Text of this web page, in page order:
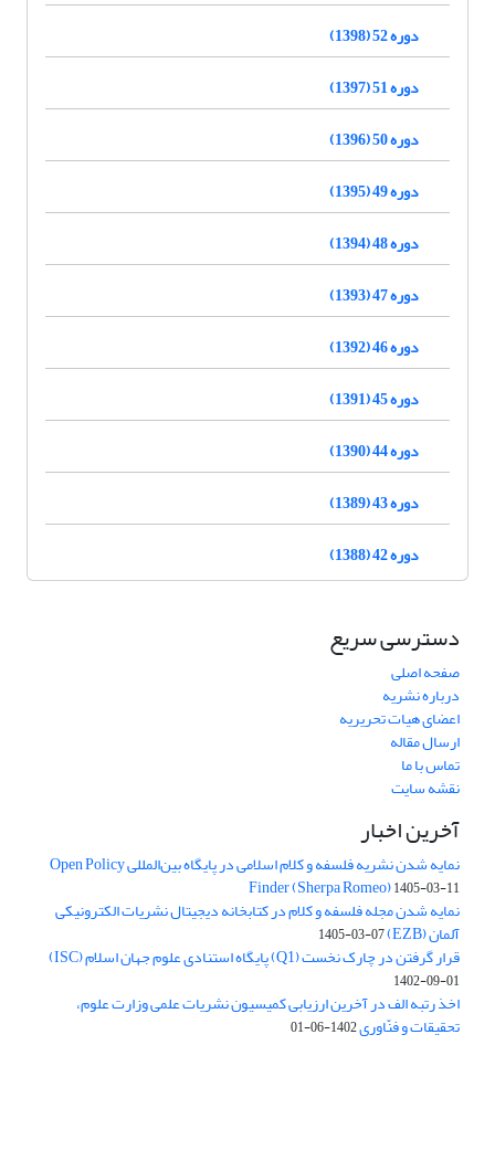
دوره 52 (1398)
دوره 51 (1397)
دوره 50 (1396)
دوره 49 (1395)
دوره 48 (1394)
دوره 47 (1393)
دوره 46 (1392)
دوره 45 (1391)
دوره 44 (1390)
دوره 43 (1389)
دوره 42 (1388)
دسترسی سریع
صفحه اصلی
درباره نشریه
اعضای هیات تحریریه
ارسال مقاله
تماس با ما
نقشه سایت
آخرین اخبار
نمایه شدن نشریه فلسفه و کلام اسلامی در پایگاه بین‌المللی Open Policy
Finder (Sherpa Romeo)1405-03-11
نمایه شدن مجله فلسفه و کلام در کتابخانه دیجیتال نشریات الکترونیکی
آلمان (EZB) 1405-03-07
قرار گرفتن در چارک نخست (Q1) پایگاه استنادی علوم جهان اسلام (ISC)
1402-09-01
اخذ رتبه الف در آخرین ارزیابی کمیسیون نشریات علمی وزارت علوم،
تحقیقات و فنّاوری1402-06-01